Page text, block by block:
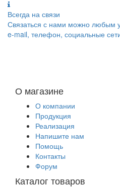
Всегда на связи
Связаться с нами можно любым
e-mail, телефон, социальные
О магазине
О компании
Продукция
Реализация
Напишите нам
Помощь
Контакты
Форум
Каталог товаров